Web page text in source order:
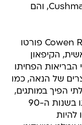
מחקר הנדל"ן Cushman and Wakefield, והם
בדו"ח שפרסמה חברת Cowen Research פורטו
הקיפאון
הבריאות הפחיתו
של הנאה, כמו
הפיך במותגים,
כמו הוליסטר ואברק ומבי, ששגשגו בשנות ה-90
להיות